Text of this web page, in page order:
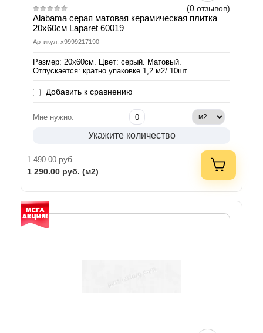
(0 отзывов)
Alabama серая матовая керамическая плитка
20х60см Laparet 60019
Артикул: х9999217190
Размер: 20х60см. Цвет: серый. Матовый.
Отпускается: кратно упаковке 1,2 м2/ 10шт
Добавить к сравнению
Мне нужно:
Укажите количество
1 490.00руб.
1 290.00 руб. (м2)